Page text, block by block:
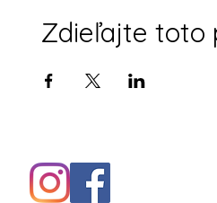
Zdieľajte toto